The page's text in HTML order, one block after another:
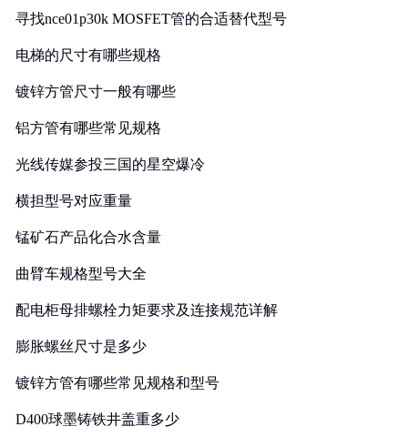
寻找nce01p30k MOSFET管的合适替代型号
电梯的尺寸有哪些规格
镀锌方管尺寸一般有哪些
铝方管有哪些常见规格
光线传媒参投三国的星空爆冷
横担型号对应重量
锰矿石产品化合水含量
曲臂车规格型号大全
配电柜母排螺栓力矩要求及连接规范详解
膨胀螺丝尺寸是多少
镀锌方管有哪些常见规格和型号
D400球墨铸铁井盖重多少